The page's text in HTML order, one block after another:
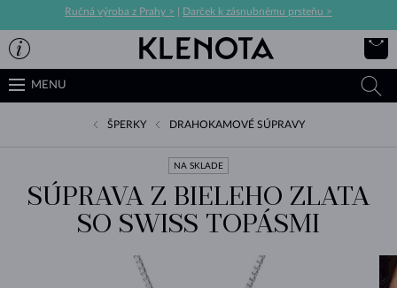
Ručná výroba z Prahy > Darček k zásnubnému prsteňu >
MENU
ŠPERKY DRAHOKAMOVÉ SÚPRAVY
NA SKLADE
SÚPRAVA Z BIELEHO ZLATA
SO SWISS TOPÁSMI